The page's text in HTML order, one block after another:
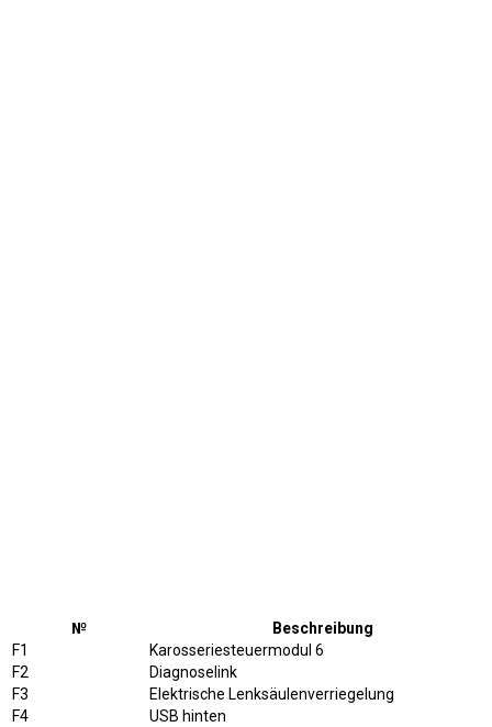
№
Beschreibung
F1
Karosseriesteuermodul 6
F2
Diagnoselink
F3
Elektrische Lenksäulenverriegelung
F4
USB hinten